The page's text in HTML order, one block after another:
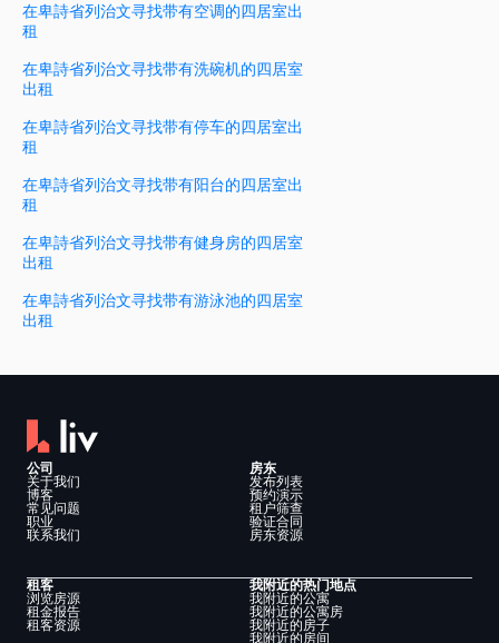
在卑詩省列治文寻找带有空调的四居室出
租
在卑詩省列治文寻找带有洗碗机的四居室
出租
在卑詩省列治文寻找带有停车的四居室出
租
在卑詩省列治文寻找带有阳台的四居室出
租
在卑詩省列治文寻找带有健身房的四居室
出租
在卑詩省列治文寻找带有游泳池的四居室
出租
公司
关于我们
博客
常见问题
职业
联系我们
房东
发布列表
预约演示
租户筛查
验证合同
房东资源
租客
浏览房源
租金报告
租客资源
我附近的热门地点
我附近的公寓
我附近的公寓房
我附近的房子
我附近的房间